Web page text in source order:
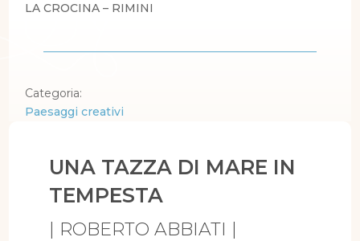
LA CROCINA – RIMINI
Categoria:
Paesaggi creativi
UNA TAZZA DI MARE IN
TEMPESTA
| ROBERTO ABBIATI |